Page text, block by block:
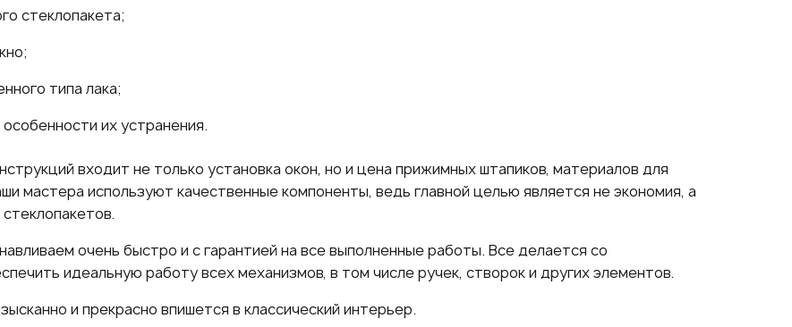
стеклопакета;
типа лака;
их устранения.
входит не только установка окон, но и цена прижимных штапиков, материалов для
мастера используют качественные компоненты, ведь главной целью является не экономия, а
очень быстро и с гарантией на все выполненные работы. Все делается со
идеальную работу всех механизмов, в том числе ручек, створок и других элементов.
и прекрасно впишется в классический интерьер.